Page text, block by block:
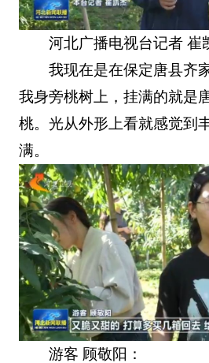
河北广播电视台记者 崔
我现在是在保定唐县齐
我身旁桃树上，挂满的就是
桃。光从外形上看就感觉到
满。
游客 顾敬阳：